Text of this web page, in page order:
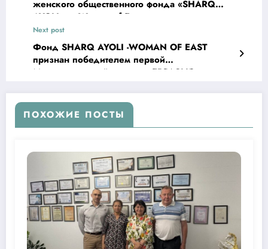
женского общественного фонда «SHARQ
AYOLI» — Woman of East
Next post
Фонд SHARQ AYOLI -WOMAN OF EAST
признан победителем первой
Международной премии «ЕВРАЗИЯ» в
дипломатии»
ПОХОЖИЕ ПОСТЫ